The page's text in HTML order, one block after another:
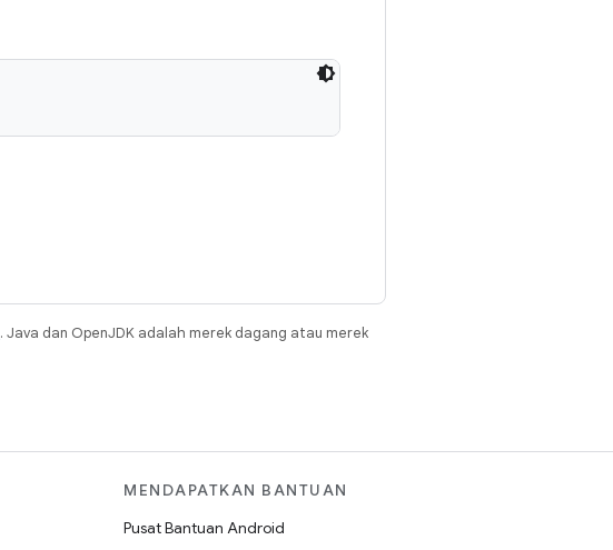
. Java dan OpenJDK adalah merek dagang atau merek
MENDAPATKAN BANTUAN
Pusat Bantuan Android